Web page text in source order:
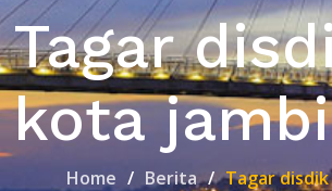
Tagar
kota jambi
Home Berita Tagar